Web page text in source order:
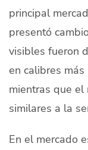
principal
presentó
visibles fueron
en calibres
mientras que el
similares a la
En el mercado